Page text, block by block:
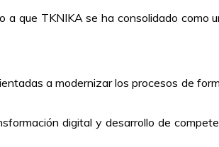
que TKNIKA se ha consolidado
a modernizar los procesos de
digital y desarrollo de